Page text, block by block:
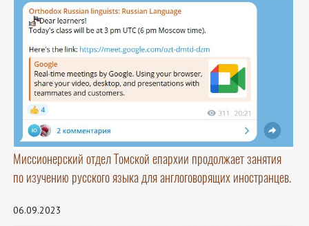
Миссионерский отдел Томской епархии продолжает занятия
по изучению русского языка для англоговорящих иностранцев.
06.09.2023